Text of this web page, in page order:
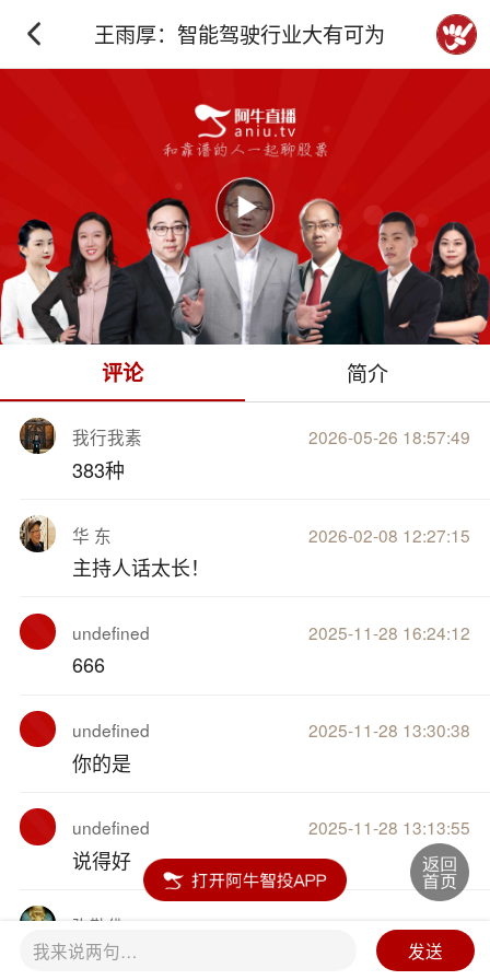
王雨厚：智能驾驶行业大有可为
评论 简介
我行我素 2026-05-26 18:57:49
383种
华 东 2026-02-08 12:27:15
主持人话太长！
undefined 2025-11-28 16:24:12
666
undefined 2025-11-28 13:30:38
你的是
undefined 2025-11-28 13:13:55
说得好
弥勒佛 2025-09-11 16:32:04
8
我来说两句… 发送